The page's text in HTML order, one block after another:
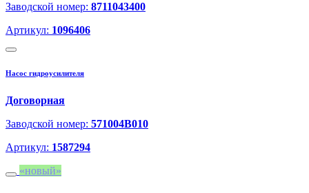
Заводской номер: 8711043400
Артикул: 1096406
Насос гидроусилителя
Договорная
Заводской номер: 571004B010
Артикул: 1587294
новый